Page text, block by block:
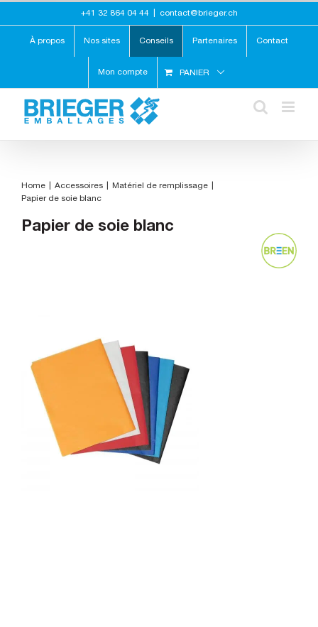
content
+41 32 864 04 44 contact@brieger.ch
À propos Nos sites Conseils Partenaires Contact
Mon compte PANIER
Home Accessoires
Matériel de remplissage
Papier de soie blanc
Papier de soie blanc